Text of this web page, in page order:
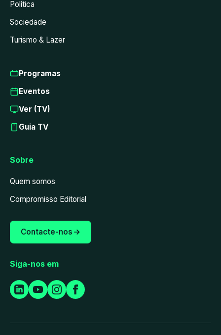
Política
Sociedade
Turismo & Lazer
Programas
Eventos
Ver (TV)
Guia TV
Sobre
Quem somos
Compromisso Editorial
Contacte-nos
Siga-nos em